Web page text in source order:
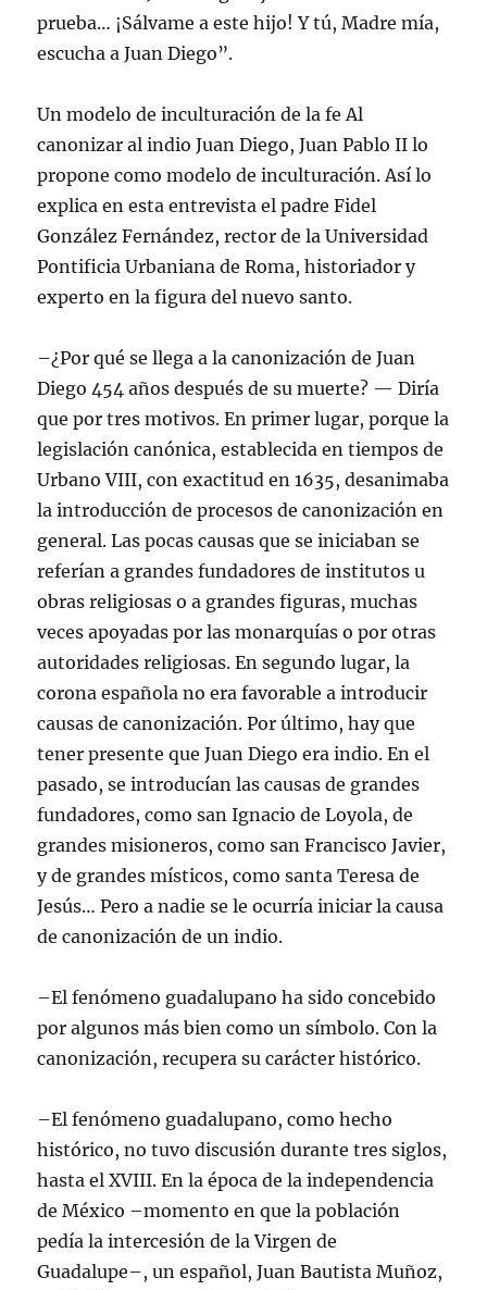
prueba… ¡Sálvame a este hijo! Y tú, Madre mía,
escucha a Juan Diego”.
Un modelo de inculturación de la fe Al
canonizar al indio Juan Diego, Juan Pablo II lo
propone como modelo de inculturación. Así lo
explica en esta entrevista el padre Fidel
González Fernández, rector de la Universidad
Pontificia Urbaniana de Roma, historiador y
experto en la figura del nuevo santo.
–¿Por qué se llega a la canonización de Juan
Diego 454 años después de su muerte? — Diría
que por tres motivos. En primer lugar, porque la
legislación canónica, establecida en tiempos de
Urbano VIII, con exactitud en 1635, desanimaba
la introducción de procesos de canonización en
general. Las pocas causas que se iniciaban se
referían a grandes fundadores de institutos u
obras religiosas o a grandes figuras, muchas
veces apoyadas por las monarquías o por otras
autoridades religiosas. En segundo lugar, la
corona española no era favorable a introducir
causas de canonización. Por último, hay que
tener presente que Juan Diego era indio. En el
pasado, se introducían las causas de grandes
fundadores, como san Ignacio de Loyola, de
grandes misioneros, como san Francisco Javier,
y de grandes místicos, como santa Teresa de
Jesús… Pero a nadie se le ocurría iniciar la causa
de canonización de un indio.
–El fenómeno guadalupano ha sido concebido
por algunos más bien como un símbolo. Con la
canonización, recupera su carácter histórico.
–El fenómeno guadalupano, como hecho
histórico, no tuvo discusión durante tres siglos,
hasta el XVIII. En la época de la independencia
de México –momento en que la población
pedía la intercesión de la Virgen de
Guadalupe–, un español, Juan Bautista Muñoz,